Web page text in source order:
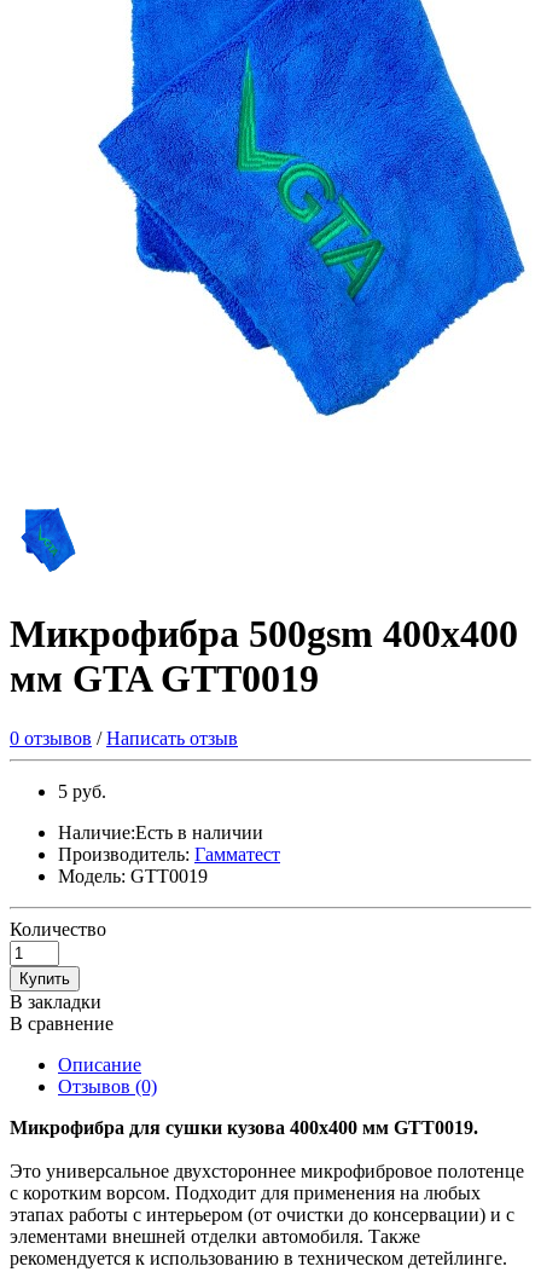
Микрофибра 500gsm 400х400
мм GTA GTT0019
0 отзывов /Написать отзыв
5 руб.
Наличие:Есть в наличии
Производитель: Гамматест
Модель: GTT0019
Количество
Купить
В закладки
В сравнение
Описание
Отзывов (0)
Микрофибра для сушки кузова 400х400 мм GTT0019.
Это универсальное двухстороннее микрофибровое полотенце
с коротким ворсом. Подходит для применения на любых
этапах работы с интерьером (от очистки до консервации) и с
элементами внешней отделки автомобиля. Также
рекомендуется к использованию в техническом детейлинге.